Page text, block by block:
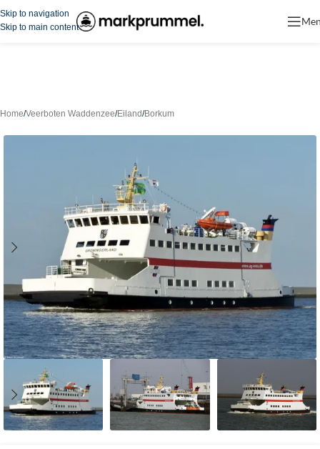
Skip to navigation
Skip to main content
Home/Veerboten Waddenzee/Eiland/Borkum